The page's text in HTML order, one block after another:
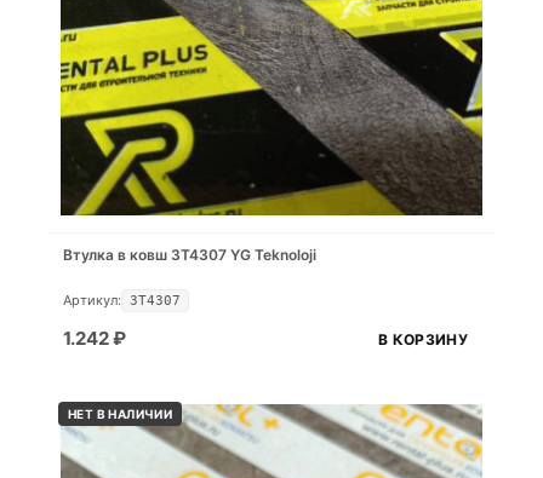
Втулка в ковш 3T4307 YG Teknoloji
Артикул: 3T4307
1.242₽ В КОРЗИНУ
НЕТ В НАЛИЧИИ